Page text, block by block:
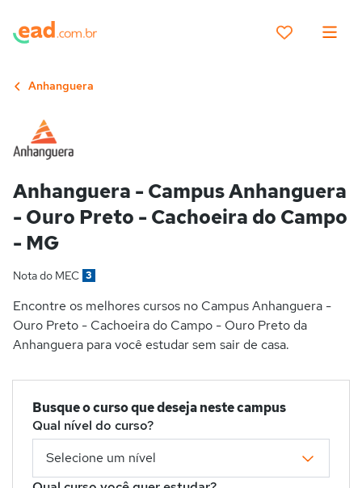
Anhanguera
Anhanguera - Campus Anhanguera
- Ouro Preto - Cachoeira do Campo
- MG
Nota do MEC 3
Encontre os melhores cursos no Campus Anhanguera -
Ouro Preto - Cachoeira do Campo - Ouro Preto da
Anhanguera para você estudar sem sair de casa.
Busque o curso que deseja neste campus
Qual nível do curso?